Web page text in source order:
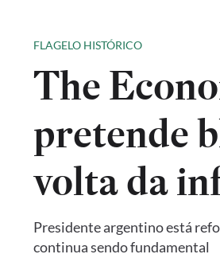
FLAGELO HISTÓRICO
The
pretende
volta da
Presidente argentino está
continua sendo fundamental